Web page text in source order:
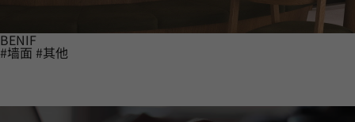
BENIF
#墙面 #其他